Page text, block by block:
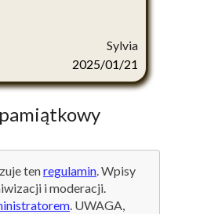
Sylvia
2025/01/21
tenregulamin. Wpisy
i moderacji.
. UWAGA,